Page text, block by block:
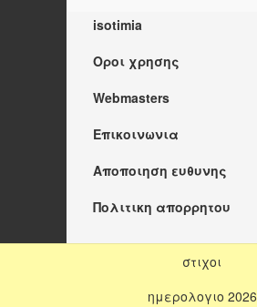
isotimia
Οροι χρησης
Webmasters
Επικοινωνια
Αποποιηση ευθυνης
Πολιτικη απορρητου
στιχοι
ημερολογιο 2026